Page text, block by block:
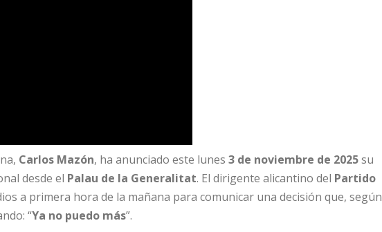
Carlos Mazón, ha anunciado este lunes 3 de noviembre de 2025su
desde el Palau de la Generalitat. El dirigente alicantino del Partido
a primera hora de la mañana para comunicar una decisión que, según
“Ya no puedo más”.